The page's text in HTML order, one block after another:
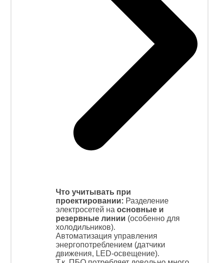
Что учитывать при
проектировании: Разделение
электросетей на основные и
резервные линии (особенно для
холодильников).
Автоматизация управления
энергопотреблением (датчики
движения, LED-освещение).